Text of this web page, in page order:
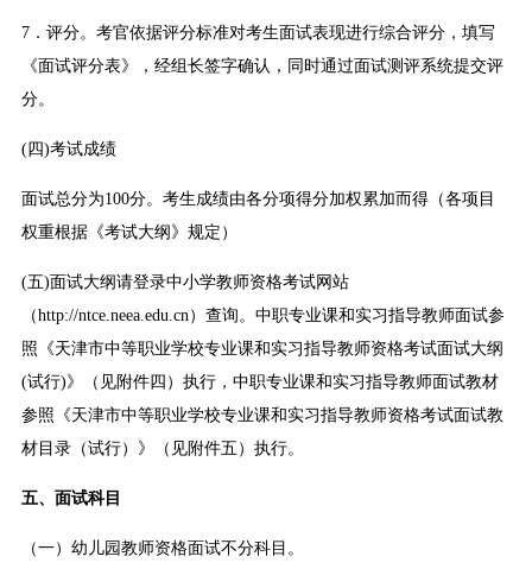
7．评分。考官依据评分标准对考生面试表现进行综合评分，填写
《面试评分表》，经组长签字确认，同时通过面试测评系统提交评
分。
(四)考试成绩
面试总分为100分。考生成绩由各分项得分加权累加而得（各项目
权重根据《考试大纲》规定）
(五)面试大纲请登录中小学教师资格考试网站
（http://ntce.neea.edu.cn）查询。中职专业课和实习指导教师面试参
照《天津市中等职业学校专业课和实习指导教师资格考试面试大纲
(试行)》（见附件四）执行，中职专业课和实习指导教师面试教材
参照《天津市中等职业学校专业课和实习指导教师资格考试面试教
材目录（试行）》（见附件五）执行。
五、面试科目
（一）幼儿园教师资格面试不分科目。